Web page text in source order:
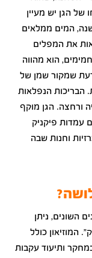
הגן יש מעיין
המים ממלאים
את המפלים
הוא מהווה
שמקור שמן של
הבריכות הנפלאות
ורחצה. הגן מוקף
עמדות פיקניק
וחנות שבה
השונים, ניתן
המוזיאון כולל
ותיעוד עקבות